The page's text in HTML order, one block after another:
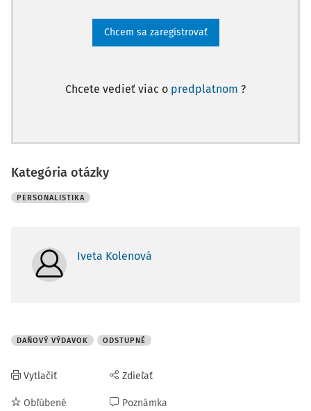
Chcem sa zaregistrovať
Chcete vedieť viac o predplatnom ?
Kategória otázky
PERSONALISTIKA
Iveta Kolenová
DAŇOVÝ VÝDAVOK ODSTUPNÉ
Vytlačiť
Obľúbené
Zdieľať
Poznámka